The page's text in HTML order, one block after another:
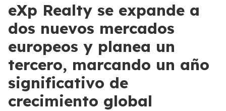
eXp Realty se expande a
dos nuevos mercados
europeos y planea un
tercero, marcando un año
significativo de
crecimiento global